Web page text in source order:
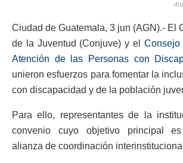
Ciudad de Guatemala, 3 jun (AGN).- El
de la Juventud (Conjuve) y el Consejo
Atención de las Personas con
unieron esfuerzos para fomentar la
con discapacidad y de la población
Para ello, representantes de la
convenio cuyo objetivo principal
alianza de coordinación